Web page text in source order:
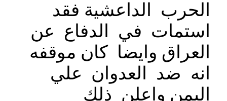
الحرب الداعشية فقد
استمات في الدفاع عن
العراق وايضا كان موقفه
انه ضد العدوان علي
اليمن واعلن ذلك